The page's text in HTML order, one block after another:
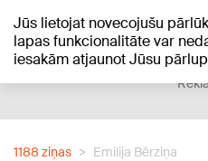
Jūs lietojat novecojušu
lapas funkcionalitāte var
iesakām atjaunot Jūsu
+19°C
1188 ziņas Emilija Bērziņa